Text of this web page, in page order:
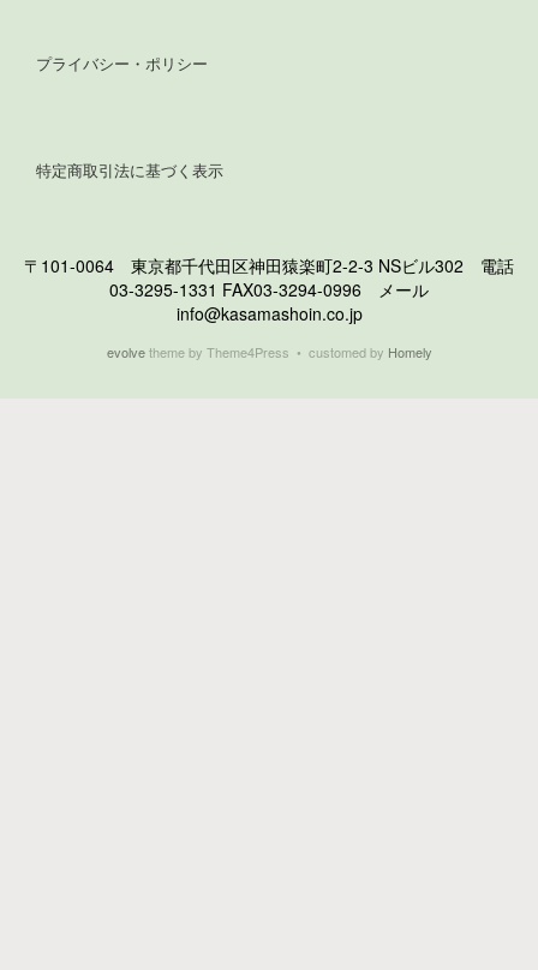
プライバシー・ポリシー
特定商取引法に基づく表示
〒101-0064 東京都千代田区神田猿楽町2-2-3 NSビル302 電話
03-3295-1331 FAX03-3294-0996 メール
info@kasamashoin.co.jp
evolvetheme by Theme4Press • customed by Homely